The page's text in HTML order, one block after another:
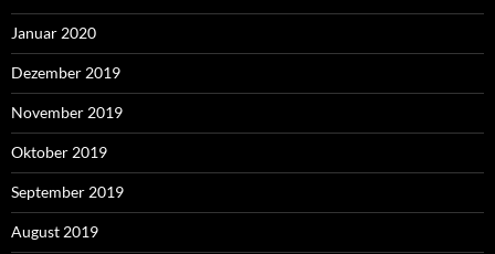
Januar 2020
Dezember 2019
November 2019
Oktober 2019
September 2019
August 2019